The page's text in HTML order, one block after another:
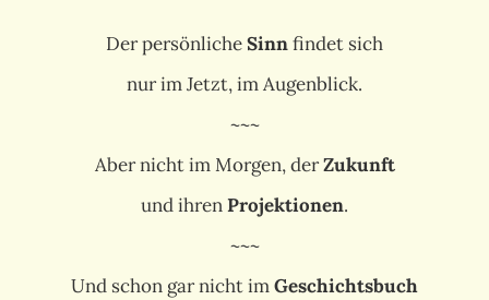
Der persönlicheSinnfindet sich
nur im Jetzt, im Augenblick.
~~~
Aber nicht im Morgen, derZukunft
und ihrenProjektionen.
~~~
Und schon gar nicht imGeschichtsbuch